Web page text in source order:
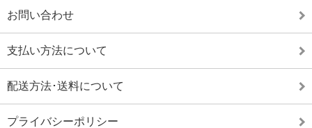
お問い合わせ
支払い方法について
配送方法･送料について
プライバシーポリシー